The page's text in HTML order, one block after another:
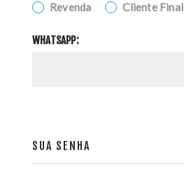
Revenda Cliente Final
WHATSAPP:
SUA SENHA